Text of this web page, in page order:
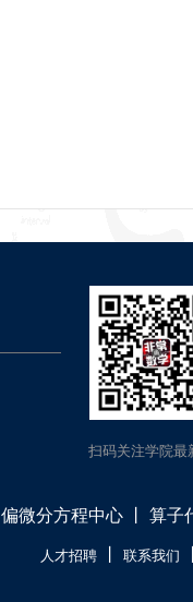
扫码关注学院最
偏微分方程中心丨 算子
人才招聘 联系我们